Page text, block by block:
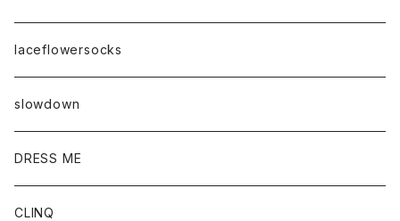
laceflowersocks
slowdown
DRESS ME
CLINQ